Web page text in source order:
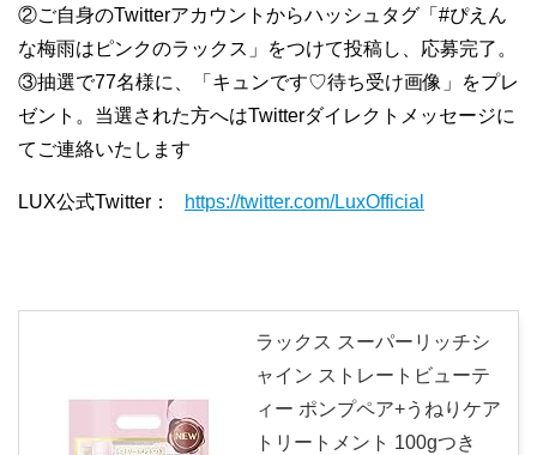
②ご自身のTwitterアカウントからハッシュタグ「#ぴえん
な梅雨はピンクのラックス」をつけて投稿し、応募完了。
③抽選で77名様に、「キュンです♡待ち受け画像」をプレ
ゼント。当選された方へはTwitterダイレクトメッセージに
てご連絡いたします
LUX公式Twitter： https://twitter.com/LuxOfficial
ラックス スーパーリッチシ
ャイン ストレートビューテ
ィー ポンプペア+うねりケア
トリートメント 100gつき